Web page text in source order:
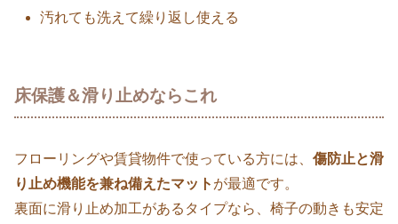
汚れても洗えて繰り返し使える
床保護＆滑り止めならこれ
フローリングや賃貸物件で使っている方には、 傷防止と滑
り止め機能を兼ね備えたマット が最適です。
裏面に滑り止め加工があるタイプなら、椅子の動きも安定